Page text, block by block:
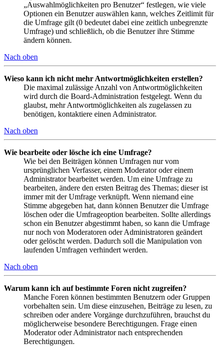
„Auswahlmöglichkeiten pro Benutzer“ festlegen, wie viele
Optionen ein Benutzer auswählen kann, welches Zeitlimit für
die Umfrage gilt (0 bedeutet dabei eine zeitlich unbegrenzte
Umfrage) und schließlich, ob die Benutzer ihre Stimme
ändern können.
Nach oben
Wieso kann ich nicht mehr Antwortmöglichkeiten erstellen?
Die maximal zulässige Anzahl von Antwortmöglichkeiten
wird durch die Board-Administration festgelegt. Wenn du
glaubst, mehr Antwortmöglichkeiten als zugelassen zu
benötigen, kontaktiere einen Administrator.
Nach oben
Wie bearbeite oder lösche ich eine Umfrage?
Wie bei den Beiträgen können Umfragen nur vom
ursprünglichen Verfasser, einem Moderator oder einem
Administrator bearbeitet werden. Um eine Umfrage zu
bearbeiten, ändere den ersten Beitrag des Themas; dieser ist
immer mit der Umfrage verknüpft. Wenn niemand eine
Stimme abgegeben hat, dann können Benutzer die Umfrage
löschen oder die Umfrageoption bearbeiten. Sollte allerdings
schon ein Benutzer abgestimmt haben, so kann die Umfrage
nur noch von Moderatoren oder Administratoren geändert
oder gelöscht werden. Dadurch soll die Manipulation von
laufenden Umfragen verhindert werden.
Nach oben
Warum kann ich auf bestimmte Foren nicht zugreifen?
Manche Foren können bestimmten Benutzern oder Gruppen
vorbehalten sein. Um diese einzusehen, Beiträge zu lesen, zu
schreiben oder andere Vorgänge durchzuführen, brauchst du
möglicherweise besondere Berechtigungen. Frage einen
Moderator oder Administrator nach entsprechenden
Berechtigungen.